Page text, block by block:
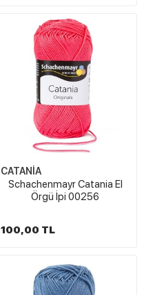
CATANİA
Schachenmayr Catania El
Örgü İpi 00256
100,00 TL